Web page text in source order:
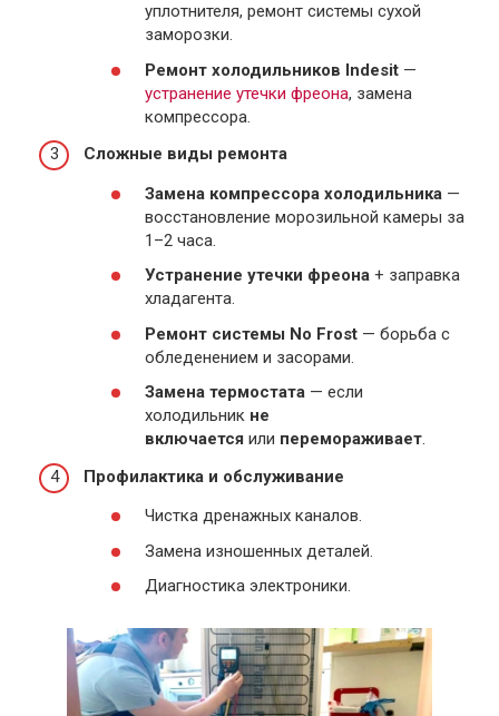
уплотнителя, ремонт системы сухой
заморозки.
Ремонт холодильников Indesit —
устранение утечки фреона, замена
компрессора.
Сложные виды ремонта
Замена компрессора холодильника —
восстановление морозильной камеры за
1–2 часа.
Устранение утечки фреона + заправка
хладагента.
Ремонт системы No Frost — борьба с
обледенением и засорами.
Замена термостата — если
холодильник не
включается или перемораживает.
Профилактика и обслуживание
Чистка дренажных каналов.
Замена изношенных деталей.
Диагностика электроники.